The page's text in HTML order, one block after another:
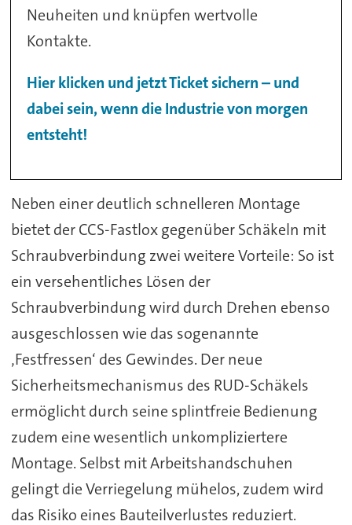
Neuheiten und knüpfen wertvolle
Kontakte.
Hier klicken und jetzt Ticket sichern – und
dabei sein, wenn die Industrie von morgen
entsteht!
Neben einer deutlich schnelleren Montage
bietet der CCS-Fastlox gegenüber Schäkeln mit
Schraubverbindung zwei weitere Vorteile: So ist
ein versehentliches Lösen der
Schraubverbindung wird durch Drehen ebenso
ausgeschlossen wie das sogenannte
‚Festfressen‘ des Gewindes. Der neue
Sicherheitsmechanismus des RUD-Schäkels
ermöglicht durch seine splintfreie Bedienung
zudem eine wesentlich unkompliziertere
Montage. Selbst mit Arbeitshandschuhen
gelingt die Verriegelung mühelos, zudem wird
das Risiko eines Bauteilverlustes reduziert.